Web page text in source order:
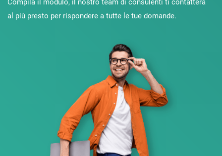
Compila il modulo, il nostro team di consulenti ti contatterà
al più presto per rispondere a tutte le tue domande.